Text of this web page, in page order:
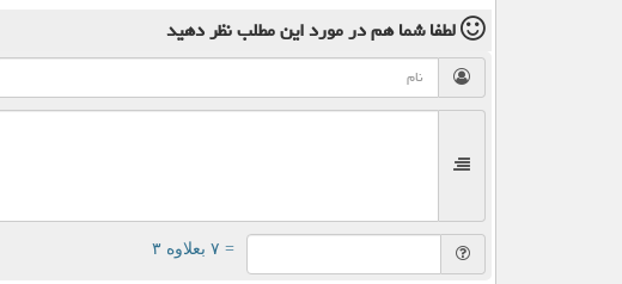
لطفا شما همدر مورد این مطلبنظر دهید
= ۷ بعلاوه ۳